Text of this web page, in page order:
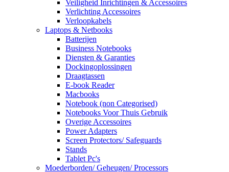
Veiligheid Inrichtingen & Accessoires
Verlichting Accessoires
Verloopkabels
Laptops & Netbooks
Batterijen
Business Notebooks
Diensten & Garanties
Dockingoplossingen
Draagtassen
E-book Reader
Macbooks
Notebook (non Categorised)
Notebooks Voor Thuis Gebruik
Overige Accessoires
Power Adapters
Screen Protectors/ Safeguards
Stands
Tablet Pc's
Moederborden/ Geheugen/ Processors